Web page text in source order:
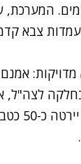
המערכת,
צבא
לצה"ל,
לייזר